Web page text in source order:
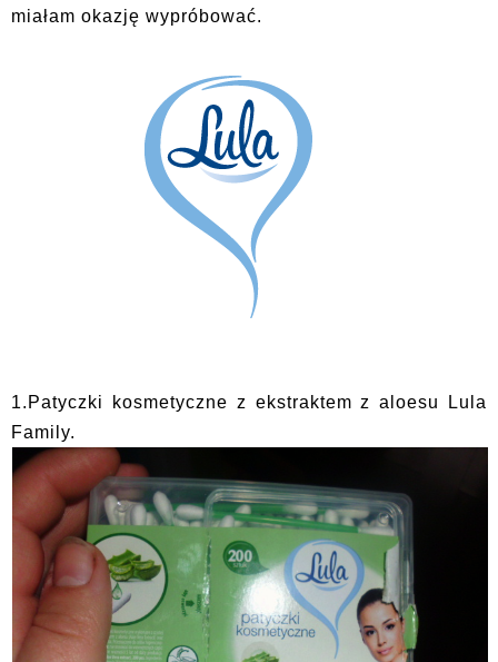
miałam okazję wypróbować.
1.Patyczki kosmetyczne z ekstraktem z aloesu Lula
Family.